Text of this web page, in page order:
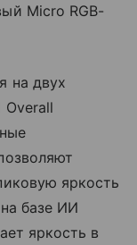
Micro RGB-
на двух
Overall
яркость
базе ИИ
яркость в